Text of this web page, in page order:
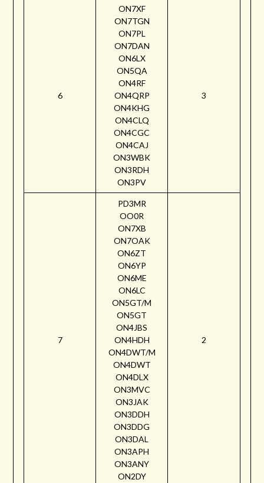
6
ON7XF
ON7TGN
ON7PL
ON7DAN
ON6LX
ON5QA
ON4RF
ON4QRP
ON4KHG
ON4CLQ
ON4CGC
ON4CAJ
ON3WBK
ON3RDH
ON3PV
3
7
PD3MR
OO0R
ON7XB
ON7OAK
ON6ZT
ON6YP
ON6ME
ON6LC
ON5GT/M
ON5GT
ON4JBS
ON4HDH
ON4DWT/M
ON4DWT
ON4DLX
ON3MVC
ON3JAK
ON3DDH
ON3DDG
ON3DAL
ON3APH
ON3ANY
ON2DY
2